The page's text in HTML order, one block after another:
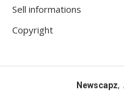
Sell informations
Copyright
Newscapz,